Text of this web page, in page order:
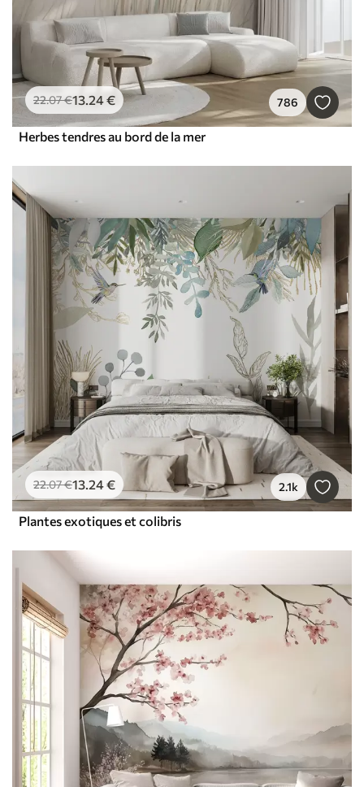
22.07€13.24€ 786
Herbes tendres au bord de la mer
22.07€13.24€ 2.1k
Plantes exotiques et colibris